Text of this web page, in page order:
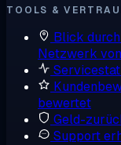
TOOLS &
Blick
Netzwerk
bewertet
Geld-
Support